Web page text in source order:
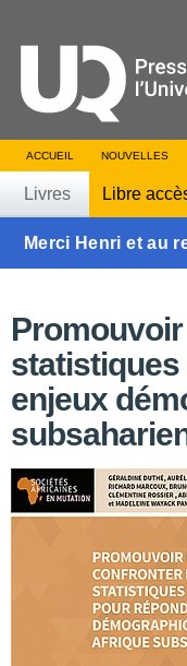
ACCUEIL NOUVELLES
Livres Libre
Merci Henri et au
enjeux